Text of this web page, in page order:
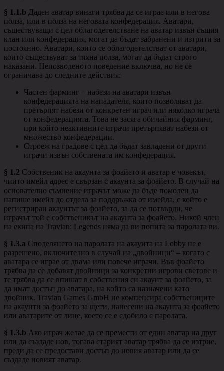
§ 1.1.b Даден аватар винаги трябва да се играе или в негова
полза, или в полза на неговата конфедерация. Аватари,
съществуващи с цел облагодетелстване на аватар извън същия
клан или конфедерация, могат да бъдат забранени и изтрити за
постоянно. Аватари, които се облагодетелстват от аватари,
които съществуват за тяхна полза, могат да бъдат строго
наказани. Непозволеното поведение включва, но не се
ограничава до следните действия:
Частен фарминг – набези на аватари извън
конфедерацията на нападателя, които позволяват да
претърпят набези от конкретен играч или няколко играча
от конфедерацията. Това не засяга обичайния фарминг,
при който неактивните играчи претърпяват набези от
множество конфедерации.
Строеж на градове с цел да бъдат завладени от други
играчи извън собствената им конфедерация.
§ 1.2 Собственик на акаунта за фоайето и аватар е човекът,
чиито имейл адрес е свързан с акаунта за фоайето. В случай на
основателно съмнение играчът може да бъде помолен да
напише имейл до отдела за поддръжка от имейла, с който е
регистриран акаунтът за фоайето, за да се потвърди, че
играчът той е собственикът на акаунта за фоайето. Никой член
на екипа на Travian: Legends няма да ви попита за паролата ви.
§ 1.3.a Споделянето на паролата на акаунта на Lobby не е
разрешено, включително в случай на „двойници“ – когато с
аватара се играе от двама или повече играчи. Във фоайето
трябва да се добавят двойници за конкретни игрови светове и
те трябва да се впишат в собствения си акаунт за фоайето, за
да имат достъп до аватара, на който са назначени като
двойник. Travian Games GmbH не компенсира собствениците
на акаунти за фоайето за щети, нанесени на акаунта за фоайето
или аватарите от лице, което се е сдобило с паролата.
§ 1.3.b Ако играч желае да се премести от един аватар на друг
или да създаде нов, тогава старият аватар трябва да се изтрие,
преди да се предостави достъп до новия аватар или да се
създаде новият аватар.